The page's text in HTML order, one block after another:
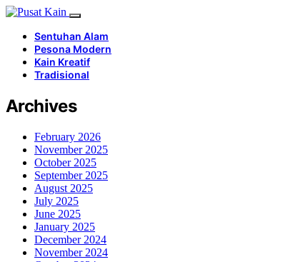
Sentuhan Alam
Pesona Modern
Kain Kreatif
Tradisional
Archives
February 2026
November 2025
October 2025
September 2025
August 2025
July 2025
June 2025
January 2025
December 2024
November 2024